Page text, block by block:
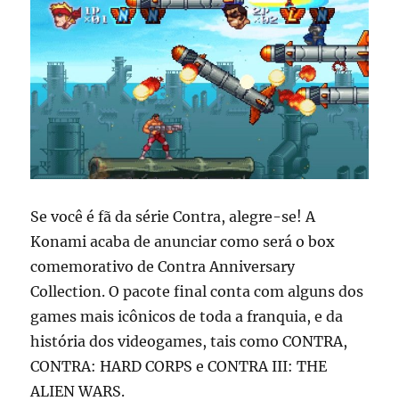
plataforma
2D
Se você é fã da série Contra, alegre-se! A
Konami acaba de anunciar como será o box
comemorativo de Contra Anniversary
Collection. O pacote final conta com alguns dos
games mais icônicos de toda a franquia, e da
história dos videogames, tais como CONTRA,
CONTRA: HARD CORPS e CONTRA III: THE
ALIEN WARS.